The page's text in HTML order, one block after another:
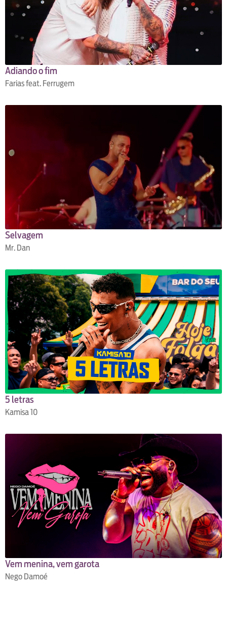
Adiando o fim
Farias feat. Ferrugem
Selvagem
Mr. Dan
5 letras
Kamisa 10
Vem menina, vem garota
Nego Damoé